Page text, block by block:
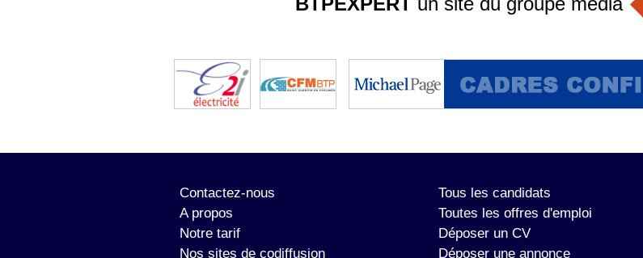
Contactez-nous
A propos
Notre tarif
Nos sites de codiffusion
Tous les candidats
Toutes les offres d'emploi
Déposer un CV
Déposer une annonce